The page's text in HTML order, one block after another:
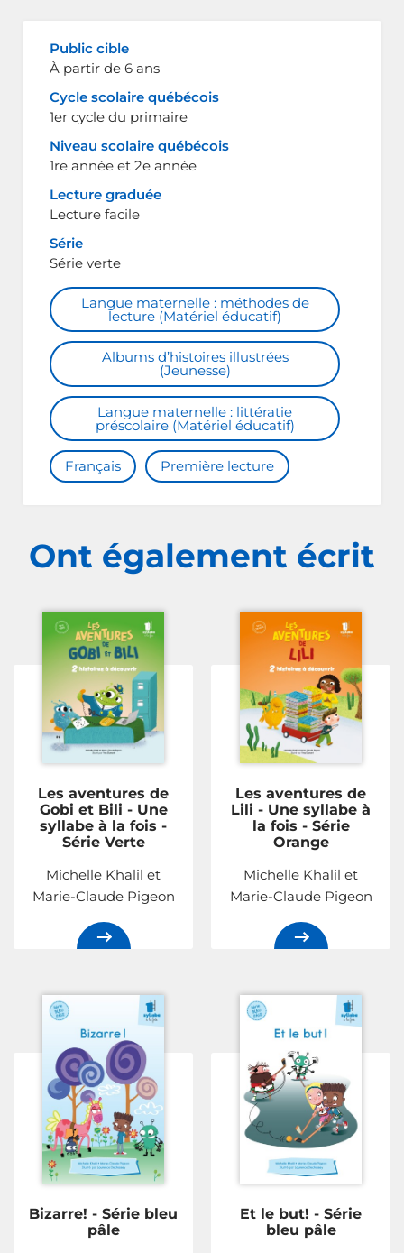
Public cible
À partir de 6 ans
Cycle scolaire québécois
1er cycle du primaire
Niveau scolaire québécois
1re année et 2e année
Lecture graduée
Lecture facile
Série
Série verte
Langue maternelle : méthodes de
lecture (Matériel éducatif)
Albums d’histoires illustrées
(Jeunesse)
Langue maternelle : littératie
préscolaire (Matériel éducatif)
Français Première lecture
Ont également écrit
Les aventures de
Gobi et Bili - Une
syllabe à la fois -
Série Verte
Michelle Khalil et
Marie-Claude Pigeon
Les aventures de
Lili - Une syllabe à
la fois - Série
Orange
Michelle Khalil et
Marie-Claude Pigeon
Bizarre! - Série bleu
pâle
Et le but! - Série
bleu pâle